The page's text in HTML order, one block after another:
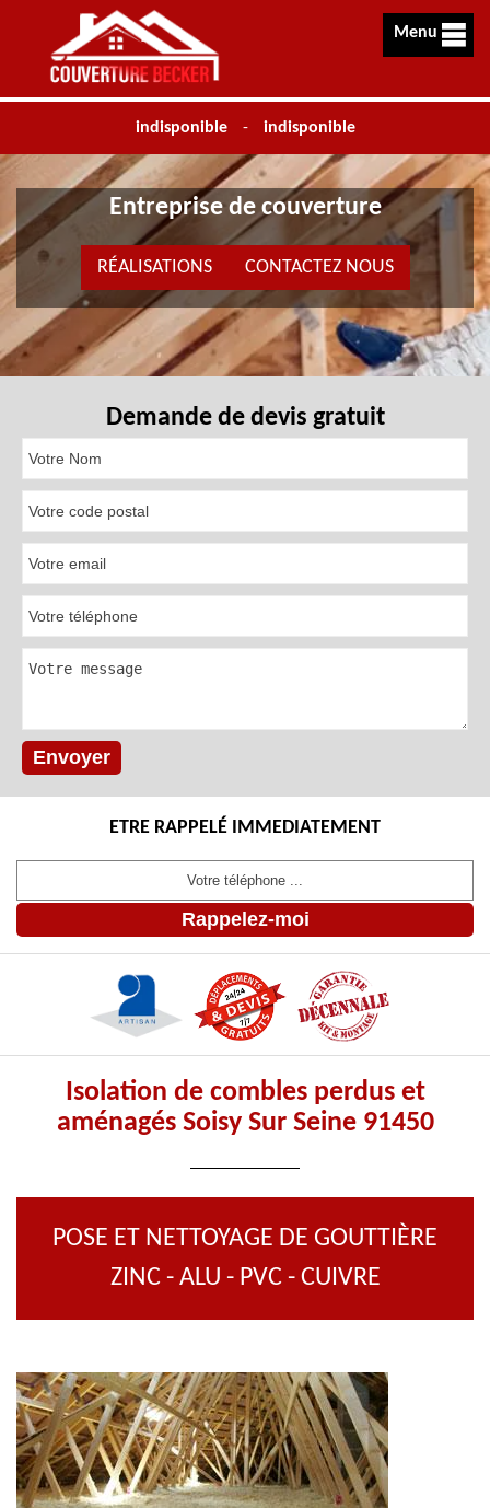
Menu
indisponible - indisponible
Entreprise de couverture
RÉALISATIONS CONTACTEZ NOUS
Demande de devis gratuit
ETRE RAPPELÉ IMMEDIATEMENT
Isolation de combles perdus et
aménagés Soisy Sur Seine 91450
POSE ET NETTOYAGE DE GOUTTIÈRE
ZINC - ALU - PVC - CUIVRE